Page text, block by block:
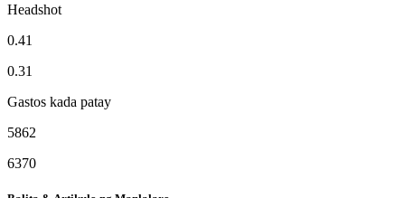
Headshot
0.41
0.31
Gastos kada patay
5862
6370